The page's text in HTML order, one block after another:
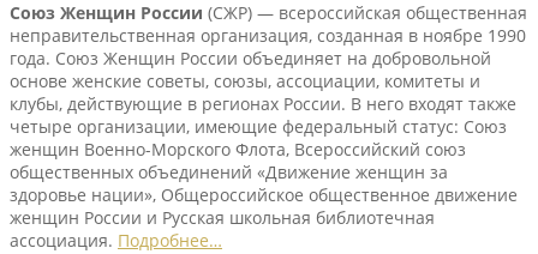
Союз Женщин России (СЖР) — всероссийская общественная
неправительственная организация, созданная в ноябре 1990
года. Союз Женщин России объединяет на добровольной
основе женские советы, союзы, ассоциации, комитеты и
клубы, действующие в регионах России. В него входят также
четыре организации, имеющие федеральный статус: Союз
женщин Военно-Морского Флота, Всероссийский союз
общественных объединений «Движение женщин за
здоровье нации», Общероссийское общественное движение
женщин России и Русская школьная библиотечная
ассоциация. Подробнее…